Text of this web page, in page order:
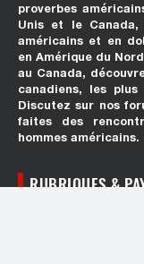
proverbes
Unis et le Canada,
américains et en
en Amérique du
au Canada,
canadiens, les
Discutez sur nos
faites des
hommes américains.
RUBRIQUES &